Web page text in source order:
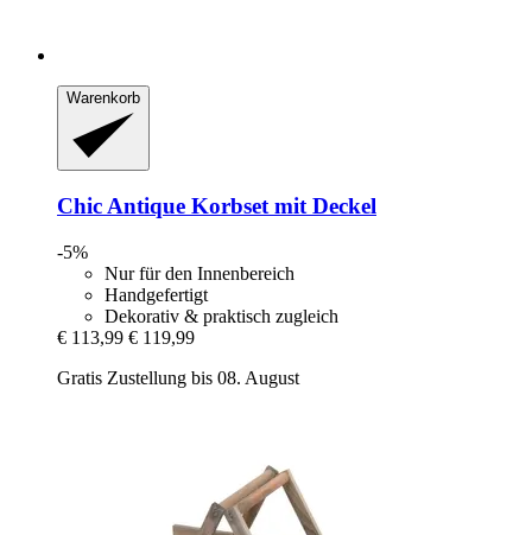
Warenkorb
Chic Antique Korbset mit Deckel
-5%
Nur für den Innenbereich
Handgefertigt
Dekorativ & praktisch zugleich
€ 113,99 € 119,99
Gratis Zustellung bis 08. August